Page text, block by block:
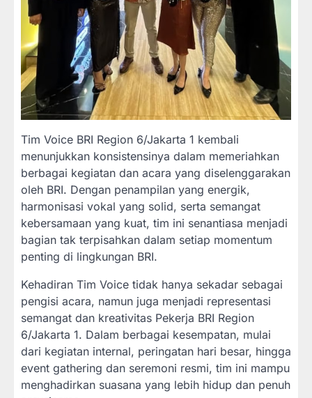
Tim Voice BRI Region 6/Jakarta 1 kembali
menunjukkan konsistensinya dalam memeriahkan
berbagai kegiatan dan acara yang diselenggarakan
oleh BRI. Dengan penampilan yang energik,
harmonisasi vokal yang solid, serta semangat
kebersamaan yang kuat, tim ini senantiasa menjadi
bagian tak terpisahkan dalam setiap momentum
penting di lingkungan BRI.
Kehadiran Tim Voice tidak hanya sekadar sebagai
pengisi acara, namun juga menjadi representasi
semangat dan kreativitas Pekerja BRI Region
6/Jakarta 1. Dalam berbagai kesempatan, mulai
dari kegiatan internal, peringatan hari besar, hingga
event gathering dan seremoni resmi, tim ini mampu
menghadirkan suasana yang lebih hidup dan penuh